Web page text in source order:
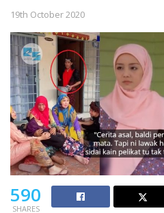
19th October 2020
590
SHARES